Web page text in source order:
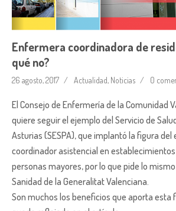
Enfermera coordinadora de
qué no?
26 agosto, 2017 Actualidad, Noticias 0
El Consejo de Enfermería de la Comunidad
quiere seguir el ejemplo del Servicio de
Asturias (SESPA), que implantó la figura
coordinador asistencial en
personas mayores, por lo que pide lo
Sanidad de la Generalitat Valenciana.
Son muchos los beneficios que aporta esta